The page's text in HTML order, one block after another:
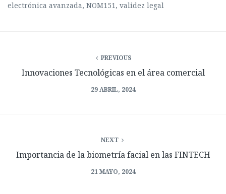
electrónica avanzada, NOM151, validez legal
PREVIOUS
Innovaciones Tecnológicas en el área comercial
29 ABRIL, 2024
NEXT
Importancia de la biometría facial en las FINTECH
21 MAYO, 2024